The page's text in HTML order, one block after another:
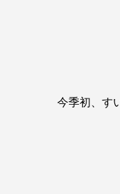
今季初、す